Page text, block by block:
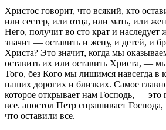
Христос говорит, что всякий, кто
или сестер, или отца, или мать, или
Него, получит во сто крат и
значит — оставить и жену, и детей, и
Христа? Это значит, когда мы
оставить их или оставить Христа, —
Того, без Кого мы лишимся навсегда в
наших дорогих и близких. Самое
которое открывает нам Господь, — это
все. апостол Петр спрашивает Господа,
что оставили все.